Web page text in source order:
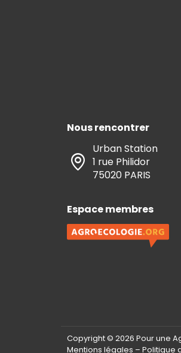
Nous rencontrer
Urban Station
1 rue Philidor
75020 PARIS
Espace membres
Copyright © 2026 Pour une
Mentions légales – Politique